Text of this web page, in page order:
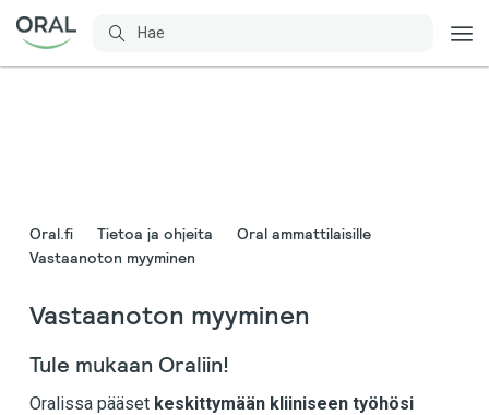
Oral.fi Tietoa ja ohjeita
Oral ammattilaisille
Vastaanoton myyminen
Vastaanoton myyminen
Tule mukaan Oraliin!
Oralissa pääset keskittymään kliiniseen työhösi